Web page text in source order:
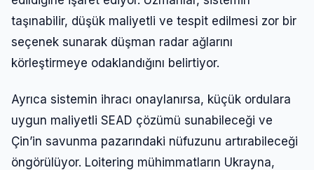
taşınabilir, düşük maliyetli ve tespit edilmesi zor bir
seçenek sunarak düşman radar ağlarını
körleştirmeye odaklandığını belirtiyor.
Ayrıca sistemin ihracı onaylanırsa, küçük ordulara
uygun maliyetli SEAD çözümü sunabileceği ve
Çin’in savunma pazarındaki nüfuzunu artırabileceği
öngörülüyor. Loitering mühimmatların Ukrayna,